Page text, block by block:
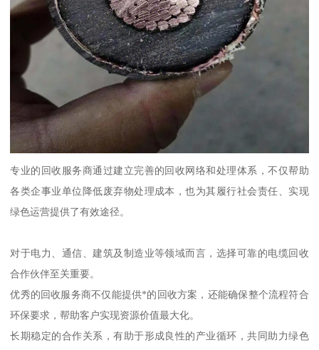
专业的回收服务商通过建立完善的回收网络和处理体系，不仅帮助
各类企事业单位降低废弃物处理成本，也为其履行社会责任、实现
绿色运营提供了有效途径。
对于电力、通信、建筑及制造业等领域而言，选择可靠的电缆回收
合作伙伴至关重要。
优秀的回收服务商不仅能提供*的回收方案，还能确保整个流程符合
环保要求，帮助客户实现资源价值最大化。
长期稳定的合作关系，有助于形成良性的产业循环，共同助力绿色